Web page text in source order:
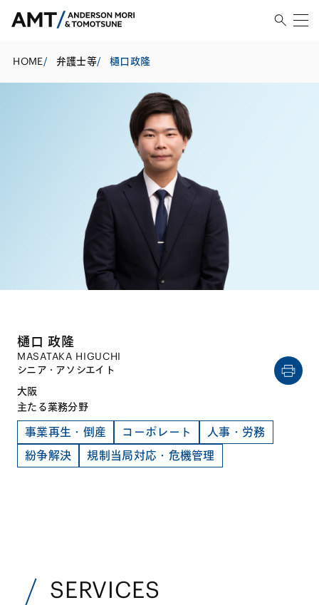
HOME/ 弁護士等/ 樋口政隆
樋口 政隆
MASATAKA HIGUCHI
シニア・アソシエイト
大阪
主たる業務分野
事業再生・倒産 コーポレート
人事・労務
紛争解決
規制当局対応・危機管理
SERVICES